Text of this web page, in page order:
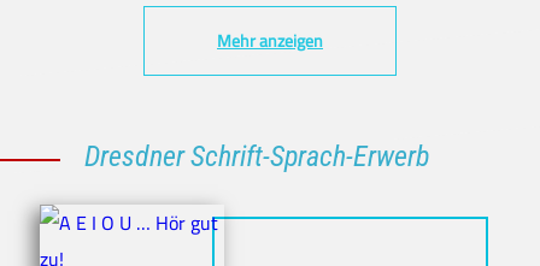
Mehr anzeigen
Dresdner Schrift-Sprach-Erwerb